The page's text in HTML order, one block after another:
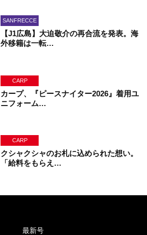
SANFRECCE
【J1広島】大迫敬介の再合流を発表。海
外移籍は一転…
CARP
カープ、『ピースナイター2026』着用ユ
ニフォーム…
CARP
クシャクシャのお札に込められた想い。
「給料をもらえ…
最新号